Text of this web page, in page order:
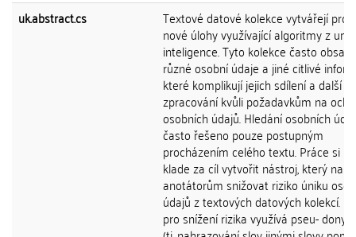
uk.abstract.cs Textové datové kolekce vytvářejí
nové úlohy využívající algoritmy z
inteligence. Tyto kolekce často
různé osobní údaje a jiné citlivé
které komplikují jejich sdílení a další
zpracování kvůli požadavkům na
osobních údajů. Hledání osobních
často řešeno pouze postupným
procházením celého textu. Práce si
klade za cíl vytvořit nástroj, který
anotátorům snižovat riziko úniku
údajů z textových datových kolekcí.
pro snížení rizika využívá pseu-